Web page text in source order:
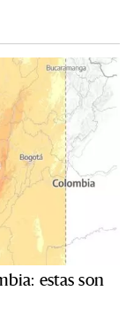
estas son